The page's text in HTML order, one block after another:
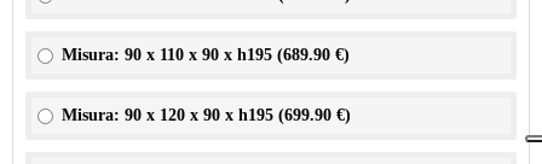
Misura: 90 x 110 x 90 x h195 (689.90 €)
Misura: 90 x 120 x 90 x h195 (699.90 €)